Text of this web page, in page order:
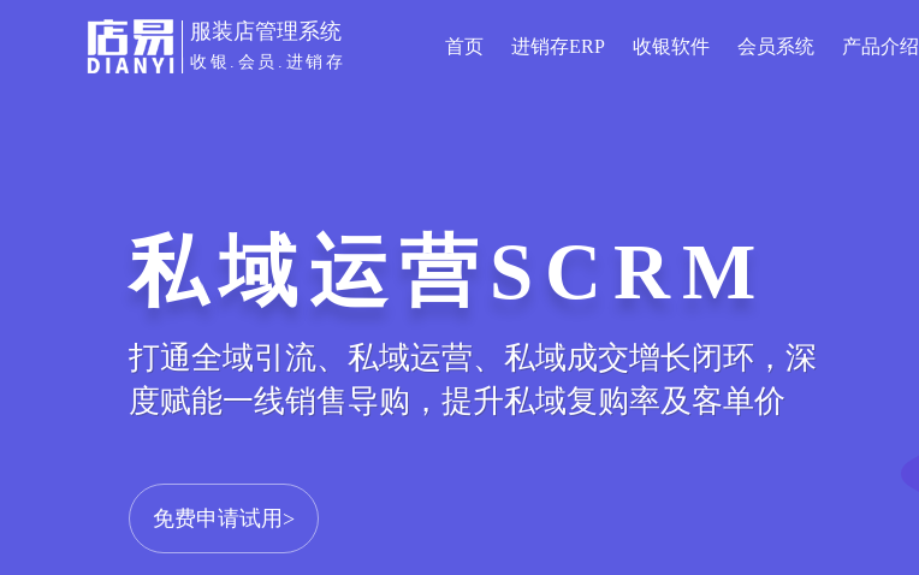
服装店管理系统
收银.会员.进销存
首页 进销存ERP 收银软件 会员系统 产品介绍
私域运营SCRM
打通全域引流、私域运营、私域成交增长闭环，深
度赋能一线销售导购，提升私域复购率及客单价
免费申请试用>